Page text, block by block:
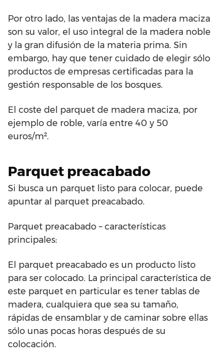
Por otro lado, las ventajas de la madera maciza
son su valor, el uso integral de la madera noble
y la gran difusión de la materia prima. Sin
embargo, hay que tener cuidado de elegir sólo
productos de empresas certificadas para la
gestión responsable de los bosques.
El coste del parquet de madera maciza, por
ejemplo de roble, varía entre 40 y 50
euros/m².
Parquet preacabado
Si busca un parquet listo para colocar, puede
apuntar al parquet preacabado.
Parquet preacabado – características
principales:
El parquet preacabado es un producto listo
para ser colocado. La principal característica de
este parquet en particular es tener tablas de
madera, cualquiera que sea su tamaño,
rápidas de ensamblar y de caminar sobre ellas
sólo unas pocas horas después de su
colocación.